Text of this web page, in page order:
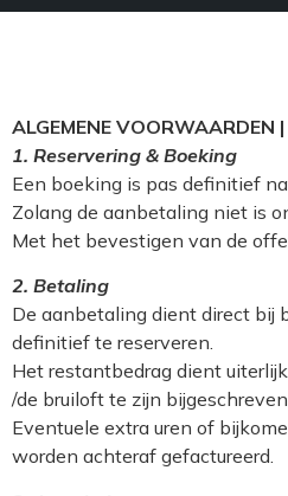
ALGEMENE VOORWAARDEN
1. Reservering & Boeking
Een boeking is pas definitief
Zolang de aanbetaling niet is
Met het bevestigen van de
2. Betaling
De aanbetaling dient direct bij
definitief te reserveren.
Het restantbedrag dient
/de bruiloft te zijn
Eventuele extra uren of
worden achteraf gefactureerd.